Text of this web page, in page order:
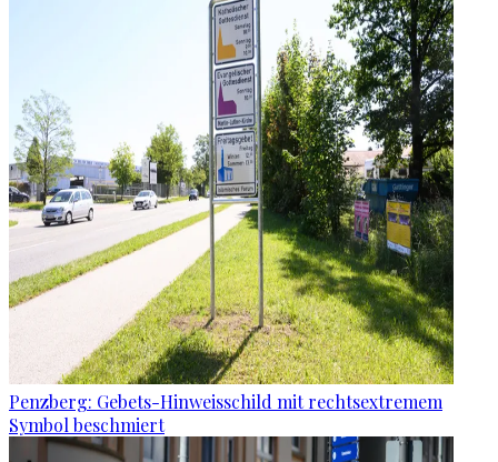
Penzberg: Gebets-Hinweisschild mit rechtsextremem
Symbol beschmiert